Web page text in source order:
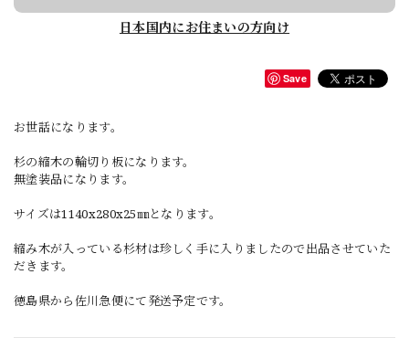
日本国内にお住まいの方向け
Save
お世話になります。
杉の縮木の輪切り板になります。
無塗装品になります。
サイズは1140x280x25㎜となります。
縮み木が入っている杉材は珍しく手に入りましたので出品させていた
だきます。
徳島県から佐川急便にて発送予定です。